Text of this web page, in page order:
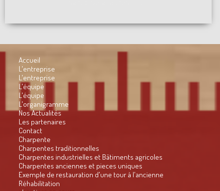
Accueil
L'entreprise
L'entreprise
L'équipe
L'équipe
L'organigramme
Nos Actualités
Les partenaires
Contact
Charpente
Charpentes traditionnelles
Charpentes industrielles et Bâtiments agricoles
Charpentes anciennes et pieces uniques
Exemple de restauration d'une tour à l'ancienne
Réhabilitation